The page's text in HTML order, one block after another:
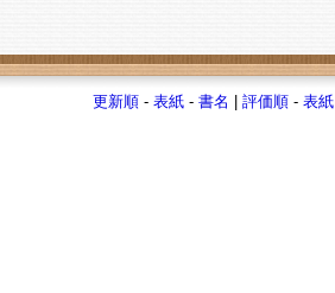
更新順 -表紙 -書名 |評価順 -表紙